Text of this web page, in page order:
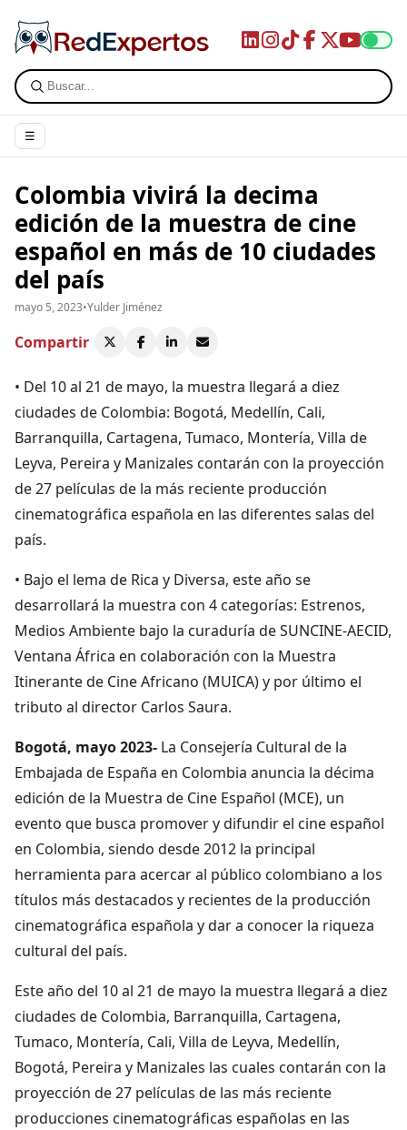
☰
Colombia vivirá la decima
edición de la muestra de cine
español en más de 10 ciudades
del país
mayo 5, 2023•Yulder Jiménez
Compartir
• Del 10 al 21 de mayo, la muestra llegará a diez
ciudades de Colombia: Bogotá, Medellín, Cali,
Barranquilla, Cartagena, Tumaco, Montería, Villa de
Leyva, Pereira y Manizales contarán con la proyección
de 27 películas de la más reciente producción
cinematográfica española en las diferentes salas del
país.
• Bajo el lema de Rica y Diversa, este año se
desarrollará la muestra con 4 categorías: Estrenos,
Medios Ambiente bajo la curaduría de SUNCINE-AECID,
Ventana África en colaboración con la Muestra
Itinerante de Cine Africano (MUICA) y por último el
tributo al director Carlos Saura.
Bogotá, mayo 2023- La Consejería Cultural de la
Embajada de España en Colombia anuncia la décima
edición de la Muestra de Cine Español (MCE), un
evento que busca promover y difundir el cine español
en Colombia, siendo desde 2012 la principal
herramienta para acercar al público colombiano a los
títulos más destacados y recientes de la producción
cinematográfica española y dar a conocer la riqueza
cultural del país.
Este año del 10 al 21 de mayo la muestra llegará a diez
ciudades de Colombia, Barranquilla, Cartagena,
Tumaco, Montería, Cali, Villa de Leyva, Medellín,
Bogotá, Pereira y Manizales las cuales contarán con la
proyección de 27 películas de las más reciente
producciones cinematográficas españolas en las